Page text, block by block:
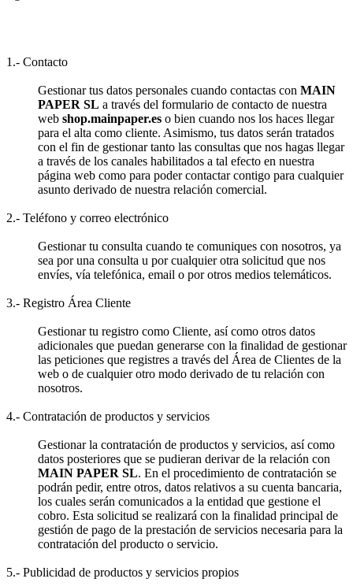
1.- Contacto
Gestionar tus datos personales cuando contactas con MAIN
PAPER SL a través del formulario de contacto de nuestra
web shop.mainpaper.es o bien cuando nos los haces llegar
para el alta como cliente. Asimismo, tus datos serán tratados
con el fin de gestionar tanto las consultas que nos hagas llegar
a través de los canales habilitados a tal efecto en nuestra
página web como para poder contactar contigo para cualquier
asunto derivado de nuestra relación comercial.
2.- Teléfono y correo electrónico
Gestionar tu consulta cuando te comuniques con nosotros, ya
sea por una consulta u por cualquier otra solicitud que nos
envíes, vía telefónica, email o por otros medios telemáticos.
3.- Registro Área Cliente
Gestionar tu registro como Cliente, así como otros datos
adicionales que puedan generarse con la finalidad de gestionar
las peticiones que registres a través del Área de Clientes de la
web o de cualquier otro modo derivado de tu relación con
nosotros.
4.- Contratación de productos y servicios
Gestionar la contratación de productos y servicios, así como
datos posteriores que se pudieran derivar de la relación con
MAIN PAPER SL. En el procedimiento de contratación se
podrán pedir, entre otros, datos relativos a su cuenta bancaria,
los cuales serán comunicados a la entidad que gestione el
cobro. Esta solicitud se realizará con la finalidad principal de
gestión de pago de la prestación de servicios necesaria para la
contratación del producto o servicio.
5.- Publicidad de productos y servicios propios